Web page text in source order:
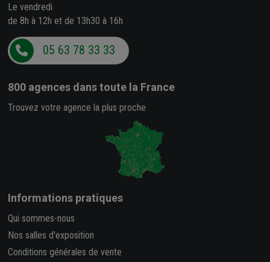
Le vendredi
de 8h à 12h et de 13h30 à 16h
05 63 78 33 33
800 agences dans toute la France
Trouvez votre agence la plus proche
Informations pratiques
Qui sommes-nous
Nos salles d'exposition
Conditions générales de vente